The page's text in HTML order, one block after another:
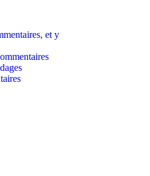
et y